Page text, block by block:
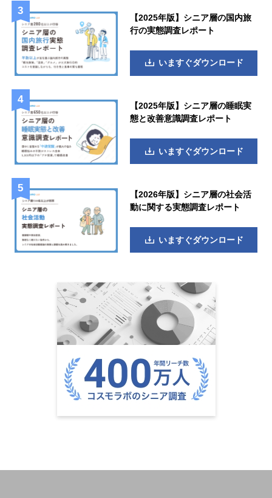
【2025年版】シニア層の国内旅
行の実態調査レポート
いますぐダウンロード
【2025年版】シニア層の睡眠実
態と改善意識調査レポート
いますぐダウンロード
【2026年版】シニア層の社会活
動に関する実態調査レポート
いますぐダウンロード